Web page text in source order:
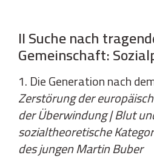
II Suche nach
Gemeinschaft:
1. Die Generation nach
Zerstörung der
der Überwindung | Blut
sozialtheoretische
des jungen Martin Buber